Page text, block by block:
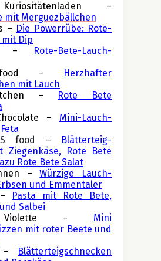
–
mit Merguezbällchen
– Die Powerrübe: Rote-
mit Dip
–
Rote-Bete-Lauch-
–
Herzhafter
mit Lauch
–
Rote Bete
– Mini-Lauch-
food –
Blätterteig-
Ziegenkäse, Rote Bete
Rote Bete Salat
– Würzige Lauch-
und Emmentaler
Pasta mit Rote Bete,
Salbei
Violette – Mini
mit roter Beete und
–
Blätterteigschnecken